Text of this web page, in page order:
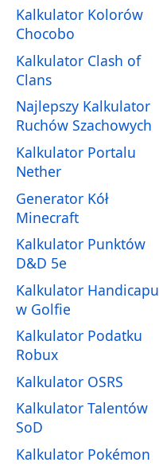
Kalkulator Kolorów
Chocobo
Kalkulator Clash of
Clans
Najlepszy Kalkulator
Ruchów Szachowych
Kalkulator Portalu
Nether
Generator Kół
Minecraft
Kalkulator Punktów
D&D 5e
Kalkulator Handicapu
w Golfie
Kalkulator Podatku
Robux
Kalkulator OSRS
Kalkulator Talentów
SoD
Kalkulator Pokémon